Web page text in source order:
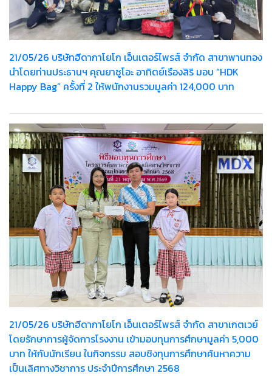
21/05/26 บริษัทฮีดากาโยโก เอ็นเตอร์ไพรส์ จำกัด สาขาพานทอง
นำโดยท่านประธานฯ คุณยาซูโอะ อาทิตย์เรืองสิริ มอบ “HDK
Happy Bag” ครั้งที่ 2 ให้พนักงานรวมมูลค่า 124,000 บาท
21/05/26 บริษัทฮีดากาโยโก เอ็นเตอร์ไพรส์ จำกัด สาขาเกตเวย์
โดยรักษาการผู้จัดการโรงงาน เข้ามอบทุนการศึกษามูลค่า 5,000
บาท ให้กับนักเรียน ในกิจกรรม สอบชิงทุนการศึกษาค้นหาความ
เป็นเลิศทางวิชาการ ประจำปีการศึกษา 2568